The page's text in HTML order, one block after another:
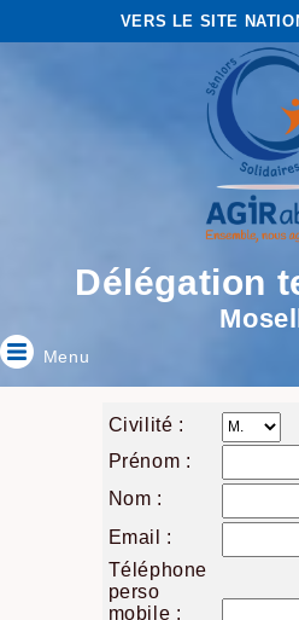
VERS LE SITE
Délégation
Menu
Civilité :
Prénom :
Nom :
Email :
Téléphone
perso
mobile :